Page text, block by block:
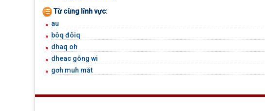
Từ cùng lĩnh vực:
au
bôq đôiq
dhaq oh
dheac gông wi
gơh muh măt